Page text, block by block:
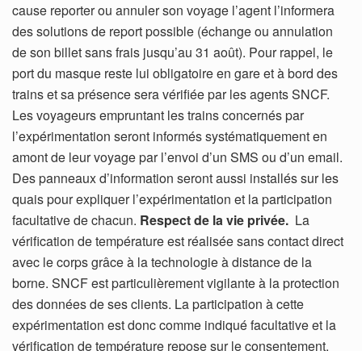
cause reporter ou annuler son voyage l’agent l’informera
des solutions de report possible (échange ou annulation
de son billet sans frais jusqu’au 31 août). Pour rappel, le
port du masque reste lui obligatoire en gare et à bord des
trains et sa présence sera vérifiée par les agents SNCF.
Les voyageurs empruntant les trains concernés par
l’expérimentation seront informés systématiquement en
amont de leur voyage par l’envoi d’un SMS ou d’un email.
Des panneaux d’information seront aussi installés sur les
quais pour expliquer l’expérimentation et la participation
facultative de chacun. Respect de la vie privée. La
vérification de température est réalisée sans contact direct
avec le corps grâce à la technologie à distance de la
borne. SNCF est particulièrement vigilante à la protection
des données de ses clients. La participation à cette
expérimentation est donc comme indiqué facultative et la
vérification de température repose sur le consentement.